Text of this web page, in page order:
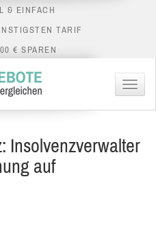
& EINFACH
TARIF
€ SPAREN
Menü
Insolvenzverwalter
auf